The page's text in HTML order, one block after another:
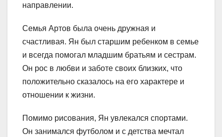
направлении.
Семья Артов была очень дружная и
счастливая. Ян был старшим ребенком в семье
и всегда помогал младшим братьям и сестрам.
Он рос в любви и заботе своих близких, что
положительно сказалось на его характере и
отношении к жизни.
Помимо рисования, Ян увлекался спортами.
Он занимался футболом и с детства мечтал